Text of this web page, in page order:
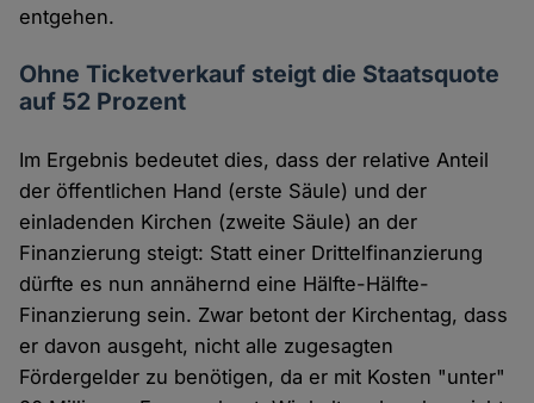
entgehen.
Ohne Ticketverkauf steigt die Staatsquote
auf 52 Prozent
Im Ergebnis bedeutet dies, dass der relative Anteil
der öffentlichen Hand (erste Säule) und der
einladenden Kirchen (zweite Säule) an der
Finanzierung steigt: Statt einer Drittelfinanzierung
dürfte es nun annähernd eine Hälfte-Hälfte-
Finanzierung sein. Zwar betont der Kirchentag, dass
er davon ausgeht, nicht alle zugesagten
Fördergelder zu benötigen, da er mit Kosten "unter"